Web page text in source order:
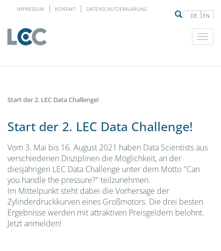
DE EN
IMPRESSUM KONTAKT DATENSCHUTZERKLÄRUNG
Start der 2. LEC Data Challenge!
Start der 2. LEC Data Challenge!
Vom 3. Mai bis 16. August 2021 haben Data Scientists aus
verschiedenen Disziplinen die Möglichkeit, an der
diesjährigen LEC Data Challenge unter dem Motto "Can
you handle the pressure?" teilzunehmen.
Im Mittelpunkt steht dabei die Vorhersage der
Zylinderdruckkurven eines Großmotors. Die drei besten
Ergebnisse werden mit attraktiven Preisgeldern belohnt.
Jetzt anmelden!